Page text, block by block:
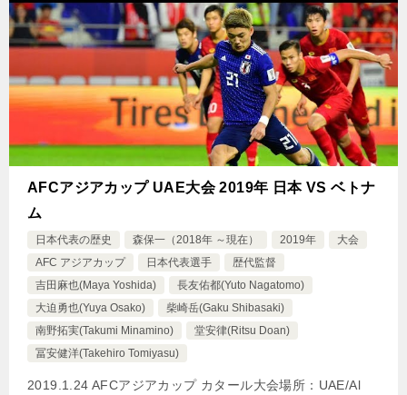
AFCアジアカップ UAE大会 2019年 日本 VS ベトナ
ム
日本代表の歴史 森保一（2018年 ～現在） 2019年
大会
AFC アジアカップ
日本代表選手
歴代監督
吉田麻也(Maya Yoshida)
長友佑都(Yuto Nagatomo)
大迫勇也(Yuya Osako)
柴崎岳(Gaku Shibasaki)
南野拓実(Takumi Minamino)
堂安律(Ritsu Doan)
冨安健洋(Takehiro Tomiyasu)
2019.1.24 AFCアジアカップ カタール大会場所：UAE/Al